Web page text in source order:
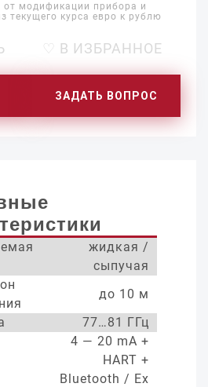
от модификации прибора и
текущего курса евро к рублю
♡ В ИЗБРАННОЕ
ЗАДАТЬ ВОПРОС
жидкая /
сыпучая
до 10 м
77…81 ГГц
4 — 20 mA +
HART +
Bluetooth / Ex